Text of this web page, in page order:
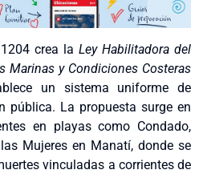
crea la Ley Habilitadora del
Marinas y Condiciones Costeras
un sistema uniforme de
pública. La propuesta surge en
en playas como Condado,
Mujeres en Manatí, donde se
vinculadas a corrientes de